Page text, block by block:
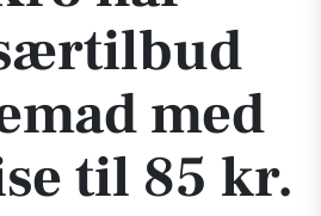
med
til 85 kr.